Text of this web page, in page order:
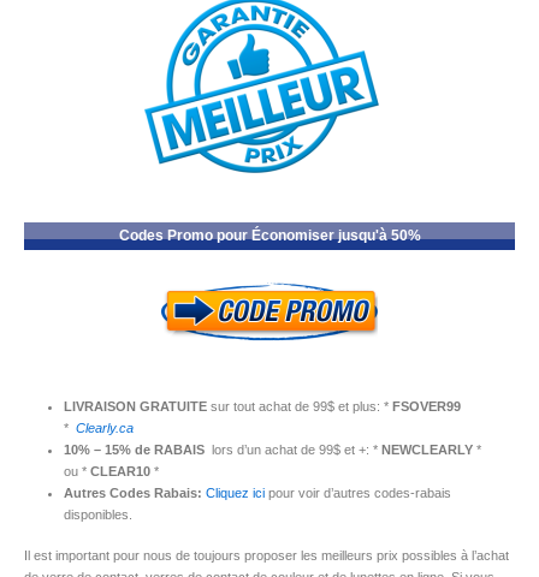
Codes Promo pour Économiser jusqu'à 50%
LIVRAISON GRATUITE sur tout achat de 99$ et plus: * FSOVER99
* Clearly.ca
10% – 15% de RABAIS lors d’un achat de 99$ et +: * NEWCLEARLY *
ou * CLEAR10 *
Autres Codes Rabais: Cliquez ici pour voir d’autres codes-rabais
disponibles.
Il est important pour nous de toujours proposer les meilleurs prix possibles à l’achat